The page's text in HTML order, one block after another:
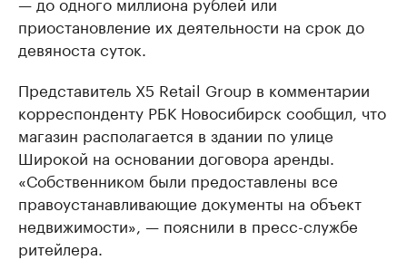
приостановление их деятельности на срок до
девяноста суток.
Представитель X5 Retail Group в комментарии
корреспонденту РБК Новосибирск сообщил, что
магазин располагается в здании по улице
Широкой на основании договора аренды.
«Собственником были предоставлены все
правоустанавливающие документы на объект
недвижимости», — пояснили в пресс-службе
ритейлера.